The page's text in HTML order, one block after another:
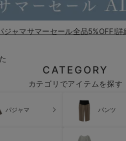
ジャマサマーセール全品5%OFF!詳
CATEGORY
カテゴリでアイテムを探す
パジャマ パンツ